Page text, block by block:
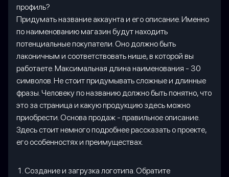
профиль?
Придумать название аккаунта и его описание. Именно
по наименованию магазин будут находить
потенциальные покупатели. Оно должно быть
лаконичным и соответствовать нише, в которой вы
работаете. Максимальная длина наименования - 30
символов. Не стоит придумывать сложные и длинные
фразы. Человеку по названию должно быть понятно, что
это за страница и какую продукцию здесь можно
приобрести. Основа продаж - правильное описание.
Здесь стоит немного подробнее рассказать о проекте,
его особенностях и преимуществах.
Создание и загрузка логотипа. Обратите